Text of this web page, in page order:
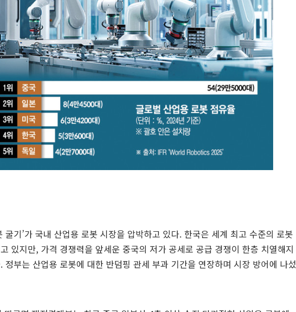
굴기’가 국내 산업용 로봇 시장을 압박하고 있다. 한국은 세계 최고 수준의 로봇
있지만, 가격 경쟁력을 앞세운 중국의 저가 공세로 공급 경쟁이 한층 치열해지
정부는 산업용 로봇에 대한 반덤핑 관세 부과 기간을 연장하며 시장 방어에 나섰